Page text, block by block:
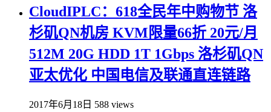
CloudIPLC：618全民年中购物节 洛
杉矶QN机房 KVM限量66折 20元/月
512M 20G HDD 1T 1Gbps 洛杉矶QN
亚太优化 中国电信及联通直连链路
2017年6月18日 588 views